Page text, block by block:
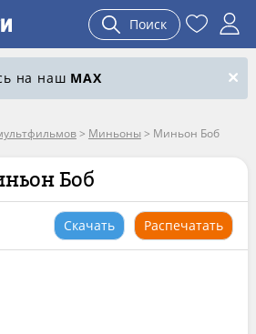
Поиск
на наш MAX
> Миньоны > Миньон Боб
Боб
Скачать Распечатать